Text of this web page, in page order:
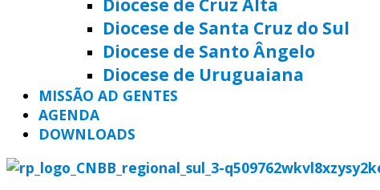
Diocese de Santa Cruz do Sul
Diocese de Santo Ângelo
Diocese de Uruguaiana
MISSÃO AD GENTES
AGENDA
DOWNLOADS